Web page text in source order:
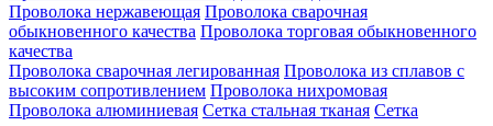
Проволока нержавеющая Проволока сварочная
обыкновенного качества Проволока торговая обыкновенного
качества
Проволока сварочная легированная Проволока из сплавов с
высоким сопротивлением Проволока нихромовая
Проволока алюминиевая Сетка стальная тканая Сетка